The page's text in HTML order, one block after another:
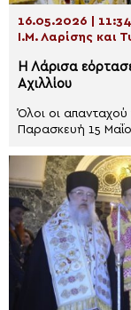
16.05.2026 | 11:34
Ι.Μ. Λαρίσης και
Η Λάρισα
Αχιλλίου
Όλοι οι απανταχού
Παρασκευή 15